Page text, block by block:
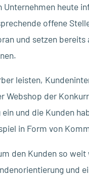
Unternehmen heute
offene
und setzen
leisten,
Webshop der
und die Kunden
in Form von
den Kunden so
und